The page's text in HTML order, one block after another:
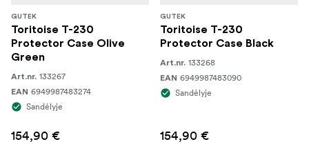
GUTEK
Toritoise T-230
Protector Case Olive
Green
Art.nr. 133267
EAN 6949987483274
Sandėlyje
154,90 €
GUTEK
Toritoise T-230
Protector Case Black
Art.nr. 133268
EAN 6949987483090
Sandėlyje
154,90 €